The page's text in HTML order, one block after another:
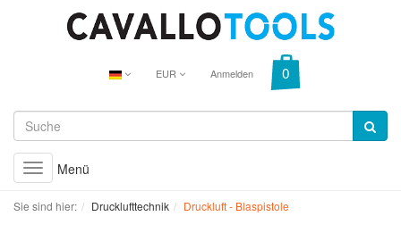
EUR Anmelden
Toggle
navigation
Menü
Sie sind hier: Drucklufttechnik Druckluft - Blaspistole